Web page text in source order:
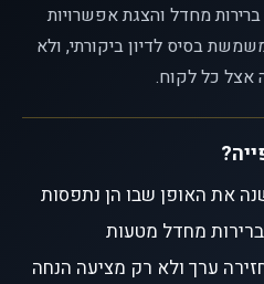
מחדל והצגת אפשרויות
בסיס לדיון ביקורתי, ולא
אצל כל לקוח.
את האופן שבו הן נתפסות
מחדל מטעות
ערך ולא רק מציעה הנחה